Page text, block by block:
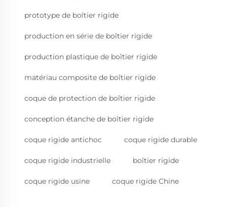
prototype de boîtier rigide
production en série de boîtier rigide
production plastique de boîtier rigide
matériau composite de boîtier rigide
coque de protection de boîtier rigide
conception étanche de boîtier rigide
coque rigide antichoc coque rigide durable
coque rigide industrielle boîtier rigide
coque rigide usine coque rigide Chine